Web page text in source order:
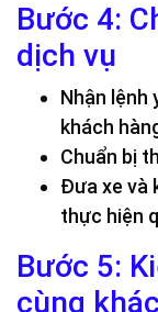
Bước 4:
dịch vụ
Nhận lệnh
khách
Chuẩn bị
Đưa xe và
thực hiện
Bước 5:
cùng